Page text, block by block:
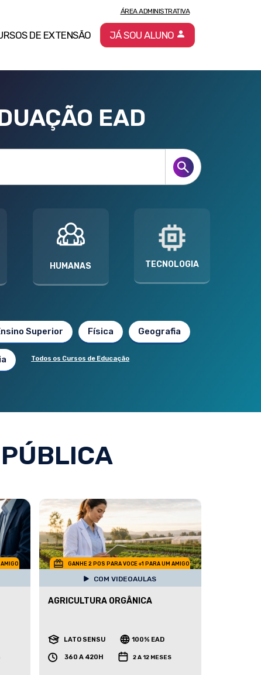
DE EXTENSÃO
ÁREA ADMINISTRATIVA
JÁ SOU ALUNO
EAD
HUMANAS TECNOLOGIA
Superior Física Geografia
Todos os Cursos de Educação
GANHE 2 POS PARA VOCE +1 PARA UM AMIGO
COM VIDEOAULAS
AGRICULTURA ORGÂNICA
LATO SENSU 100% EAD
360 A 420H 2 A 12 MESES